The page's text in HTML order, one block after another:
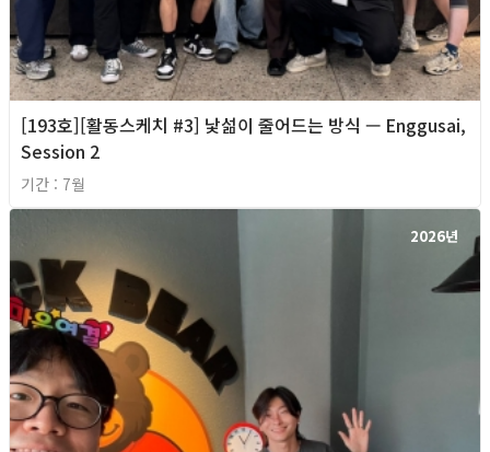
[193호][활동스케치 #3] 낯섦이 줄어드는 방식 — Enggusai,
Session 2
기간 : 7월
2026년